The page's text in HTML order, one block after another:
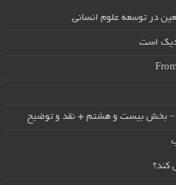
در توسعه علوم انسانی
است
– بخش بیست و هشتم + نقد و توضیح
کند؟